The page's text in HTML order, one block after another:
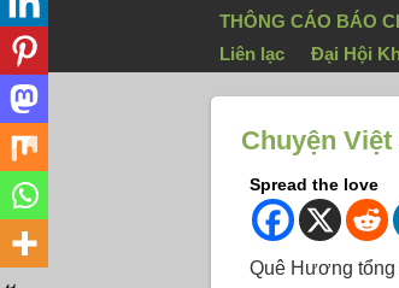
THÔNG CÁO BÁO
Liên lạc
Đại Hội
Chuyện
Spread the love
Quê Hương